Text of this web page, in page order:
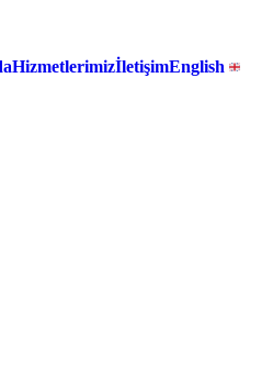
HizmetlerimizİletişimEnglish